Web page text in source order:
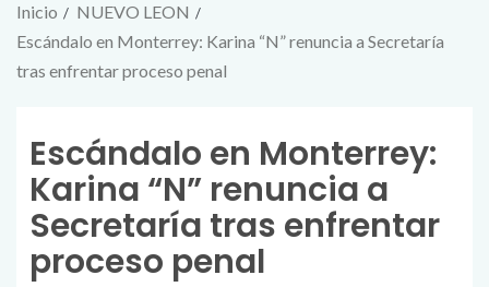
Inicio
NUEVO LEON
Escándalo en Monterrey: Karina “N” renuncia a Secretaría
tras enfrentar proceso penal
Escándalo en Monterrey:
Karina “N” renuncia a
Secretaría tras enfrentar
proceso penal